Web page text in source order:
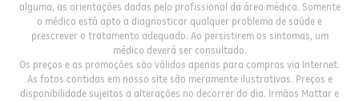
alguma, as orientações dadas pelo profissional da área médica. Somente
o médico está apto a diagnosticar qualquer problema de saúde e
prescrever o tratamento adequado. Ao persistirem os sintomas, um
médico deverá ser consultado.
Os preços e as promoções são válidos apenas para compras via Internet.
As fotos contidas em nosso site são meramente ilustrativas. Preços e
disponibilidade sujeitos a alterações no decorrer do dia. Irmãos Mattar e